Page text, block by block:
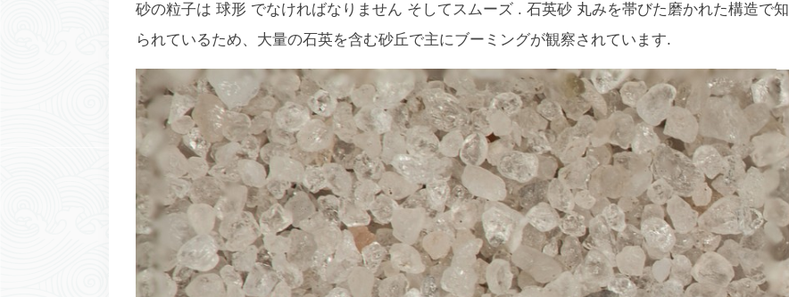
砂の粒子は 球形 でなければなりません そしてスムーズ . 石英砂 丸みを帯びた磨かれた構造で知
られているため、大量の石英を含む砂丘で主にブーミングが観察されています.